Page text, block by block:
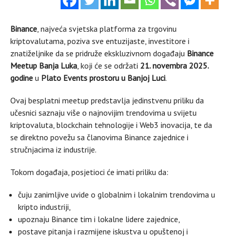
Binance, najveća svjetska platforma za trgovinu
kriptovalutama, poziva sve entuzijaste, investitore i
znatiželjnike da se pridruže ekskluzivnom događaju Binance
Meetup Banja Luka, koji će se održati 21. novembra 2025.
godine u Plato Events prostoru u Banjoj Luci.
Ovaj besplatni meetup predstavlja jedinstvenu priliku da
učesnici saznaju više o najnovijim trendovima u svijetu
kriptovaluta, blockchain tehnologije i Web3 inovacija, te da
se direktno povežu sa članovima Binance zajednice i
stručnjacima iz industrije.
Tokom događaja, posjetioci će imati priliku da:
čuju zanimljive uvide o globalnim i lokalnim trendovima u
kripto industriji,
upoznaju Binance tim i lokalne lidere zajednice,
postave pitanja i razmijene iskustva u opuštenoj i